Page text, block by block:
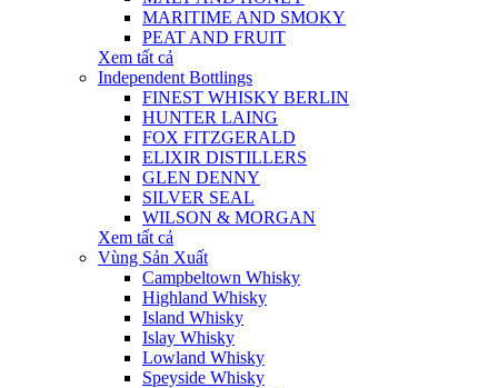
MARITIME AND SMOKY
PEAT AND FRUIT
Xem tất cả
Independent Bottlings
FINEST WHISKY BERLIN
HUNTER LAING
FOX FITZGERALD
ELIXIR DISTILLERS
GLEN DENNY
SILVER SEAL
WILSON & MORGAN
Xem tất cả
Vùng Sản Xuất
Campbeltown Whisky
Highland Whisky
Island Whisky
Islay Whisky
Lowland Whisky
Speyside Whisky